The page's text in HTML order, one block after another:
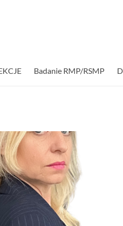
Badanie RMP/RSMP